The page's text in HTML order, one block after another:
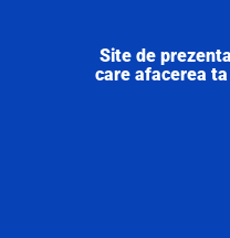
Site de
care afacerea